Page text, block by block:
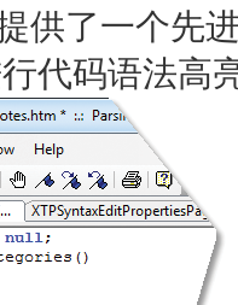
供了一个先
代码语法高